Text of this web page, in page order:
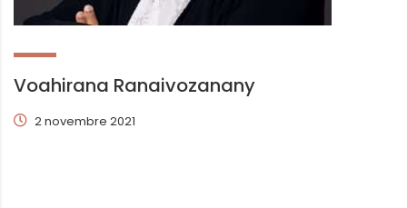
Voahirana Ranaivozanany
2 novembre 2021